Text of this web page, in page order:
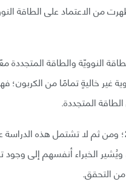
من الاعتماد على الطاقة
النوويّة والطاقة
غير خاليةٍ تمامًا من
المتجددة.
حلل الخبراء البيانات من عام 1999 إلى عام 2014؛ ومن
الخبراء أنفسهم إلى
التحقق.